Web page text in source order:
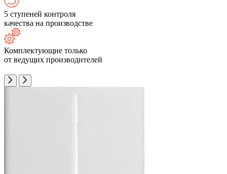
5 ступеней контроля
качества на производстве
Комплектующие только
от ведущих производителей